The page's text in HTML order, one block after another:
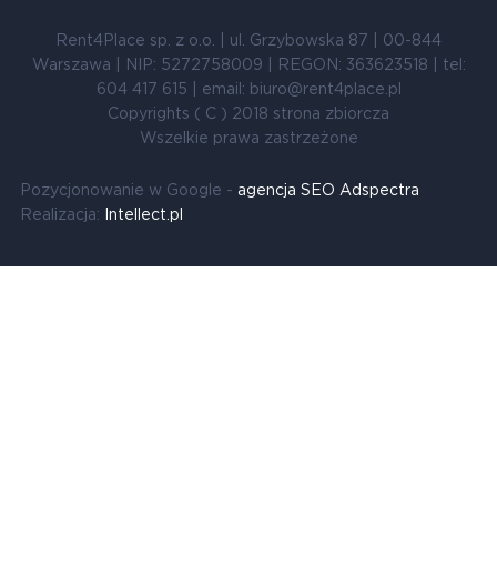
Rent4Place sp. z o.o. | ul. Grzybowska 87 | 00-844
Warszawa | NIP: 5272758009 | REGON: 363623518 | tel:
604 417 615 | email: biuro@rent4place.pl
Copyrights ( C ) 2018 strona zbiorcza
Wszelkie prawa zastrzeżone
Pozycjonowanie w Google - agencja SEO Adspectra
Realizacja:
Intellect.pl